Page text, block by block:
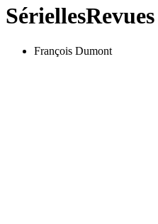
Sérielles
François Dumont